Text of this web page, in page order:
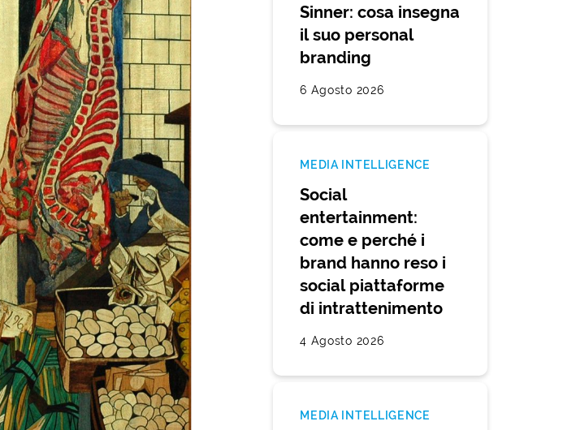
Sinner: cosa insegna
il suo personal
branding
6 Agosto 2026
MEDIA INTELLIGENCE
Social
entertainment:
come e perché i
brand hanno reso i
social piattaforme
di intrattenimento
4 Agosto 2026
MEDIA INTELLIGENCE